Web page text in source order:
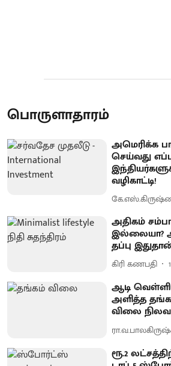
பொருளாதாரம்
அமெரிக்க
செய்வது
வழிகாட்டி!
அதிகம்
தப்பு
கிரி கணபதி
ஆடி
அளித்த
விலை
ரூ.2